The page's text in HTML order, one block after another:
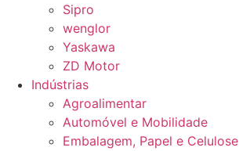
Sipro
wenglor
Yaskawa
ZD Motor
Indústrias
Agroalimentar
Automóvel e Mobilidade
Embalagem, Papel e Celulose